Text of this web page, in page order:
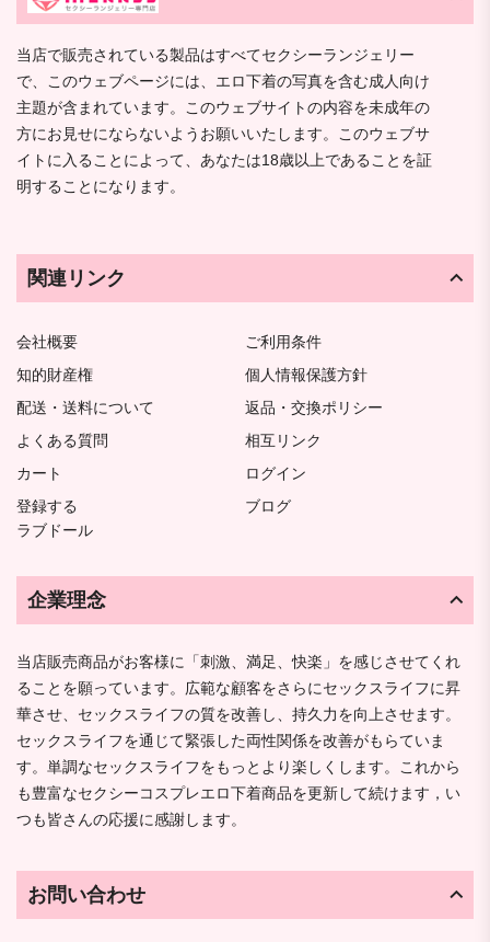
当店で販売されている製品はすべてセクシーランジェリー
で、このウェブページには、エロ下着の写真を含む成人向け
主題が含まれています。このウェブサイトの内容を未成年の
方にお見せにならないようお願いいたします。このウェブサ
イトに入ることによって、あなたは18歳以上であることを証
明することになります。
関連リンク
会社概要
ご利用条件
知的財産権
個人情報保護方針
配送・送料について
返品・交換ポリシー
よくある質問
相互リンク
カート
ログイン
登録する
ブログ
ラブドール
企業理念
当店販売商品がお客様に「刺激、満足、快楽」を感じさせてくれ
ることを願っています。広範な顧客をさらにセックスライフに昇
華させ、セックスライフの質を改善し、持久力を向上させます。
セックスライフを通じて緊張した両性関係を改善がもらていま
す。単調なセックスライフをもっとより楽しくします。これから
も豊富なセクシーコスプレエロ下着商品を更新して続けます，い
つも皆さんの応援に感謝します。
お問い合わせ